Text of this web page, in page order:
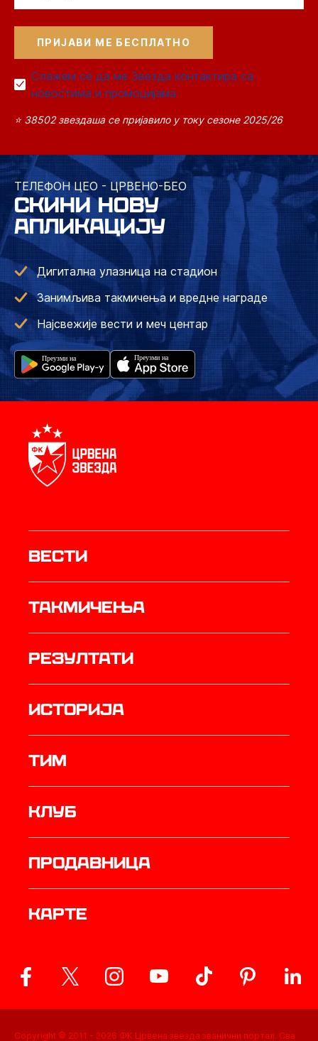
Слажем се да ме Звезда контактира са
новостима и промоцијама
⭐ 38502 звездаша се пријавило у току сезоне 2025/26
ТЕЛЕФОН ЦЕО - ЦРВЕНО-БЕО
СКИНИ НОВУ
АПЛИКАЦИЈУ
Дигитална улазница на стадион
Занимљива такмичења и вредне награде
Најсвежије вести и меч центар
Вести
Такмичења
резултати
историја
ТИМ
Клуб
продавница
Карте
Copyright © 2011 - 2026 ФК Црвена звезда званични портал. Сва